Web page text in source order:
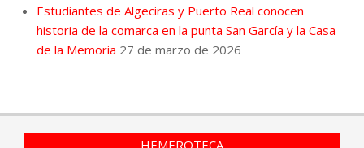
Estudiantes de Algeciras y Puerto Real conocen
historia de la comarca en la punta San García y la Casa
de la Memoria 27 de marzo de 2026
HEMEROTECA